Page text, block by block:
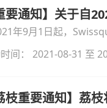
要通知】关于自
年9月1日起，
间： 2021-08-31 至
枝重要通知】荔